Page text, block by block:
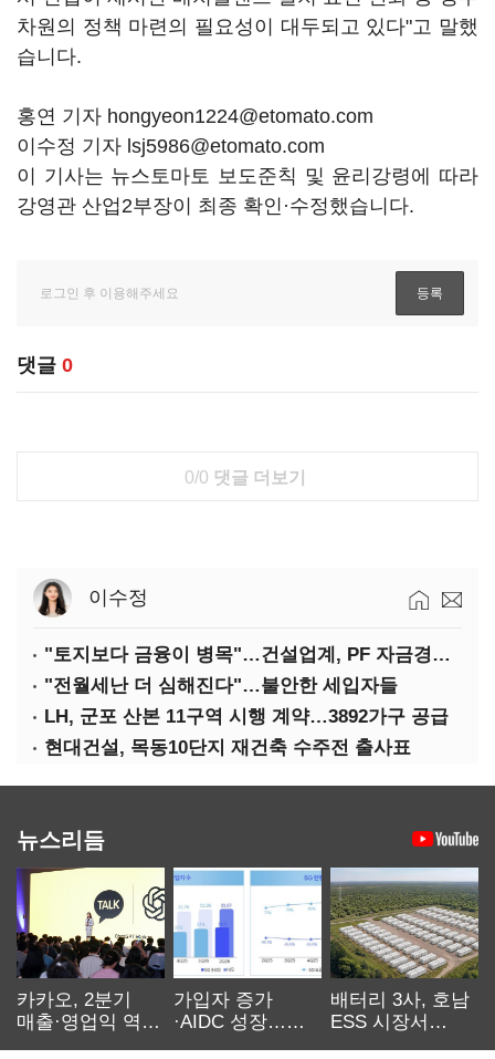
차원의 정책 마련의 필요성이 대두되고 있다"고 말했
습니다.
홍연 기자 hongyeon1224@etomato.com
이수정 기자 lsj5986@etomato.com
이 기사는 뉴스토마토 보도준칙 및 윤리강령에 따라
강영관 산업2부장이 최종 확인·수정했습니다.
댓글 0
0/0 댓글 더보기
이수정
"토지보다 금융이 병목"…건설업계, PF 자금경색 해소 목소리
"전월세난 더 심해진다"…불안한 세입자들
LH, 군포 산본 11구역 시행 계약…3892가구 공급
현대건설, 목동10단지 재건축 수주전 출사표
뉴스리듬
카카오, 2분기
매출·영업익 역대
가입자 증가
·AIDC 성장…
배터리 3사, 호남
ESS 시장서